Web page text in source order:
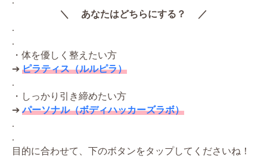
＼ あなたはどちらにする？ ／
.
.
・体を優しく整えたい方
➔ ピラティス（ルルピラ）
.
・しっかり引き締めたい方
➔パーソナル（ボディハッカーズラボ）
.
.
目的に合わせて、下のボタンをタップしてくださいね！